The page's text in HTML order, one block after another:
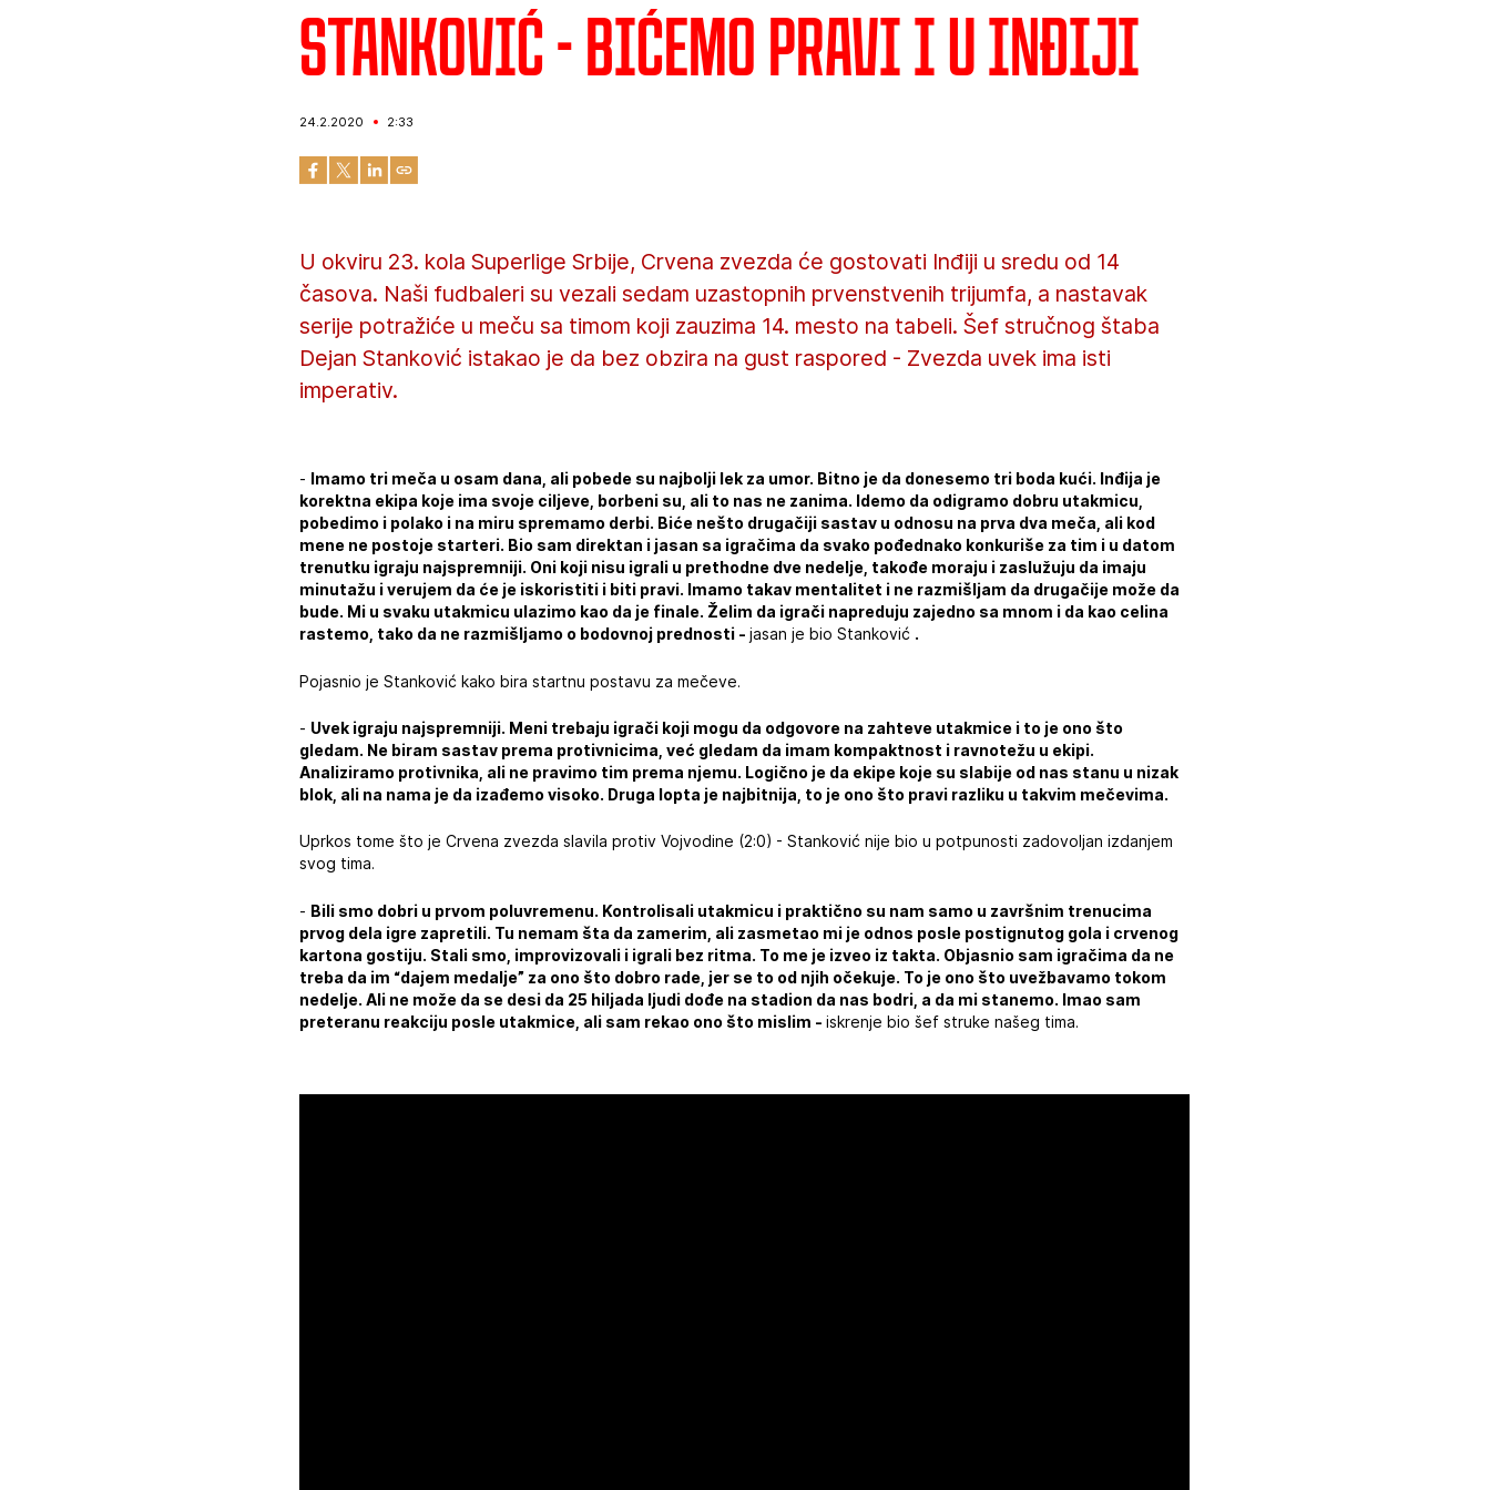
Stanković - Bićemo pravi i u Inđiji
24.2.2020 2:33
U okviru 23. kola Superlige Srbije, Crvena zvezda će gostovati Inđiji u sredu od 14
časova. Naši fudbaleri su vezali sedam uzastopnih prvenstvenih trijumfa, a nastavak
serije potražiće u meču sa timom koji zauzima 14. mesto na tabeli. Šef stručnog štaba
Dejan Stanković istakao je da bez obzira na gust raspored - Zvezda uvek ima isti
imperativ.
- Imamo tri meča u osam dana, ali pobede su najbolji lek za umor. Bitno je da donesemo tri boda kući. Inđija je
korektna ekipa koje ima svoje ciljeve, borbeni su, ali to nas ne zanima. Idemo da odigramo dobru utakmicu,
pobedimo i polako i na miru spremamo derbi. Biće nešto drugačiji sastav u odnosu na prva dva meča, ali kod
mene ne postoje starteri. Bio sam direktan i jasan sa igračima da svako pođednako konkuriše za tim i u datom
trenutku igraju najspremniji. Oni koji nisu igrali u prethodne dve nedelje, takođe moraju i zaslužuju da imaju
minutažu i verujem da će je iskoristiti i biti pravi. Imamo takav mentalitet i ne razmišljam da drugačije može da
bude. Mi u svaku utakmicu ulazimo kao da je finale. Želim da igrači napreduju zajedno sa mnom i da kao celina
rastemo, tako da ne razmišljamo o bodovnoj prednosti -jasan je bio Stanković .
Pojasnio je Stanković kako bira startnu postavu za mečeve.
- Uvek igraju najspremniji. Meni trebaju igrači koji mogu da odgovore na zahteve utakmice i to je ono što
gledam. Ne biram sastav prema protivnicima, već gledam da imam kompaktnost i ravnotežu u ekipi.
Analiziramo protivnika, ali ne pravimo tim prema njemu. Logično je da ekipe koje su slabije od nas stanu u nizak
blok, ali na nama je da izađemo visoko. Druga lopta je najbitnija, to je ono što pravi razliku u takvim mečevima.
Uprkos tome što je Crvena zvezda slavila protiv Vojvodine (2:0) - Stanković nije bio u potpunosti zadovoljan izdanjem
svog tima.
- Bili smo dobri u prvom poluvremenu. Kontrolisali utakmicu i praktično su nam samo u završnim trenucima
prvog dela igre zapretili. Tu nemam šta da zamerim, ali zasmetao mi je odnos posle postignutog gola i crvenog
kartona gostiju. Stali smo, improvizovali i igrali bez ritma. To me je izveo iz takta. Objasnio sam igračima da ne
treba da im “dajem medalje” za ono što dobro rade, jer se to od njih očekuje. To je ono što uvežbavamo tokom
nedelje. Ali ne može da se desi da 25 hiljada ljudi dođe na stadion da nas bodri, a da mi stanemo. Imao sam
preteranu reakciju posle utakmice, ali sam rekao ono što mislim -iskrenje bio šef struke našeg tima.